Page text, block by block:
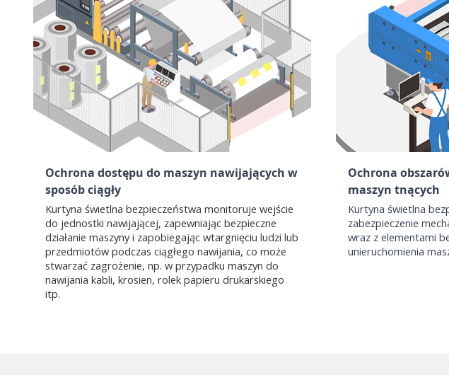
Ochrona dostępu do maszyn nawijających w
sposób ciągły
Kurtyna świetlna bezpieczeństwa monitoruje wejście
do jednostki nawijającej, zapewniając bezpieczne
działanie maszyny i zapobiegając wtargnięciu ludzi lub
przedmiotów podczas ciągłego nawijania, co może
stwarzać zagrożenie, np. w przypadku maszyn do
nawijania kabli, krosien, rolek papieru drukarskiego
itp.
Ochrona
maszyn tnących
Kurtyna świetlna
zabezpieczenie
wraz z elementami
unieruchomienia